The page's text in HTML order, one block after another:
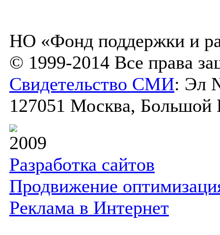
НО «Фонд поддержки и
© 1999-2014 Все права
Свидетельство СМИ: Эл
127051 Москва, Большой
2009
Разработка сайтов
Продвижение
Реклама в Интернет